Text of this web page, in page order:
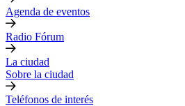
Agenda de eventos
Radio Fórum
La ciudad
Sobre la ciudad
Teléfonos de interés